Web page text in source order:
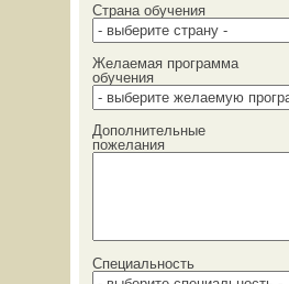
Страна обучения
Желаемая программа
обучения
Дополнительные
пожелания
Специальность